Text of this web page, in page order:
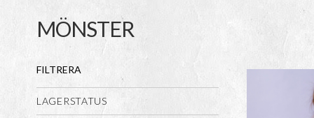
MÖNSTER
FILTRERA
LAGERSTATUS